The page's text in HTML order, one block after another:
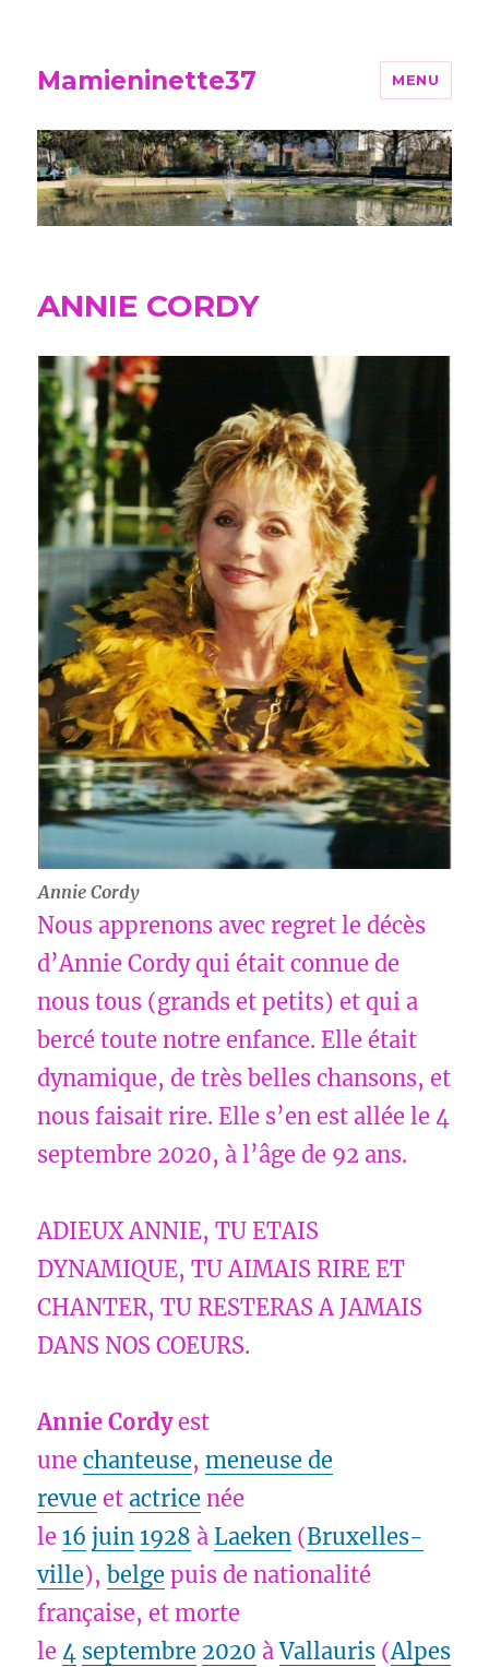
Mamieninette37 MENU
ANNIE CORDY
Annie Cordy
Nous apprenons avec regret le décès
d’Annie Cordy qui était connue de
nous tous (grands et petits) et qui a
bercé toute notre enfance. Elle était
dynamique, de très belles chansons, et
nous faisait rire. Elle s’en est allée le 4
septembre 2020, à l’âge de 92 ans.
ADIEUX ANNIE, TU ETAIS
DYNAMIQUE, TU AIMAIS RIRE ET
CHANTER, TU RESTERAS A JAMAIS
DANS NOS COEURS.
Annie Cordyest
unechanteuse,meneuse de
revue et actrice née
le 16 juin 1928 à Laeken (Bruxelles-
ville),belge puis de nationalité
française, et morte
le 4 septembre 2020 àVallauris (Alpes